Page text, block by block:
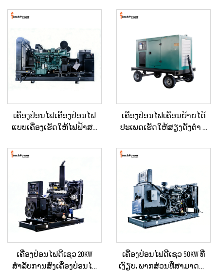
ເຄື່ອງປ່ອນໄຟເຄື່ອງປ່ອນໄຟ
ແບບເຄື່ອງເຮັດໃຫ້ໄຟຟ້າສະ
ອາຄານເພື່ອການຄ້າ ແລະ
ເຄື່ອງປ່ອນໄຟດີເຊວສຳລັບການ
ສະຫງາດໄຟສຳຮອງ
ເຄື່ອງປ່ອນໄຟເຄື່ອນຍ້າຍໄດ້
ປະເພດເຮັດໃຫ້ສຽງດັງຕ່ຳ ທີ່
ສຳລັບການໃຊ້ໃນເວລາฉຸກ
ເຄື່ອງປ່ອນໄຟດີເຊວ 20KW
ສຳລັບການສົ່ງເຄື່ອງປ່ອນໄຟ
ເຄື່ອງປ່ອນໄຟດີເຊວ 50KW ທີ່
ເງົຽບ, ພາກສ່ວນທີ່ສາມາດນຳ